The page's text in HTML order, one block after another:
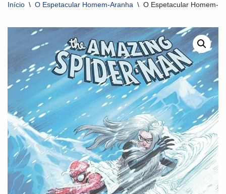
Início \ O Espetacular Homem-Aranha \ O Espetacular Homem-